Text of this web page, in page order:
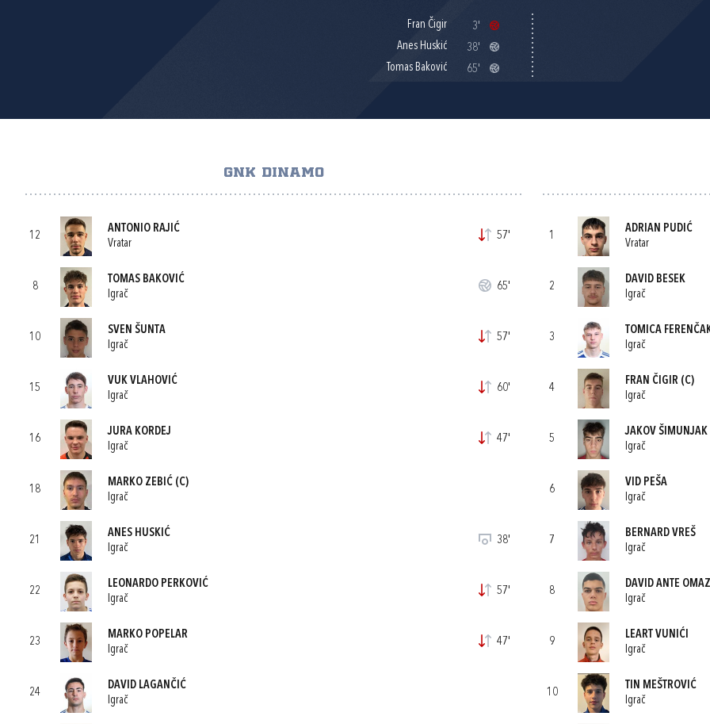
Fran Čigir
3'
Anes Huskić
38'
Tomas Baković
65'
GNK DINAMO
12
ANTONIO RAJIĆ
Vratar
57'
8
TOMAS BAKOVIĆ
Igrač
65'
10
SVEN ŠUNTA
Igrač
57'
15
VUK VLAHOVIĆ
Igrač
60'
16
JURA KORDEJ
Igrač
47'
18
MARKO ZEBIĆ (C)
Igrač
21
ANES HUSKIĆ
Igrač
38'
22
LEONARDO PERKOVIĆ
Igrač
57'
23
MARKO POPELAR
Igrač
47'
24
DAVID LAGANČIĆ
Igrač
1
ADRIAN PUDIĆ
Vratar
2
DAVID BESEK
Igrač
3
TOMICA
Igrač
4
FRAN ČIGIR (C)
Igrač
5
JAKOV ŠIMUNJAK
Igrač
6
VID PEŠA
Igrač
7
BERNARD VREŠ
Igrač
8
DAVID ANTE
Igrač
9
LEART VUNIĆI
Igrač
10
TIN MEŠTROVIĆ
Igrač